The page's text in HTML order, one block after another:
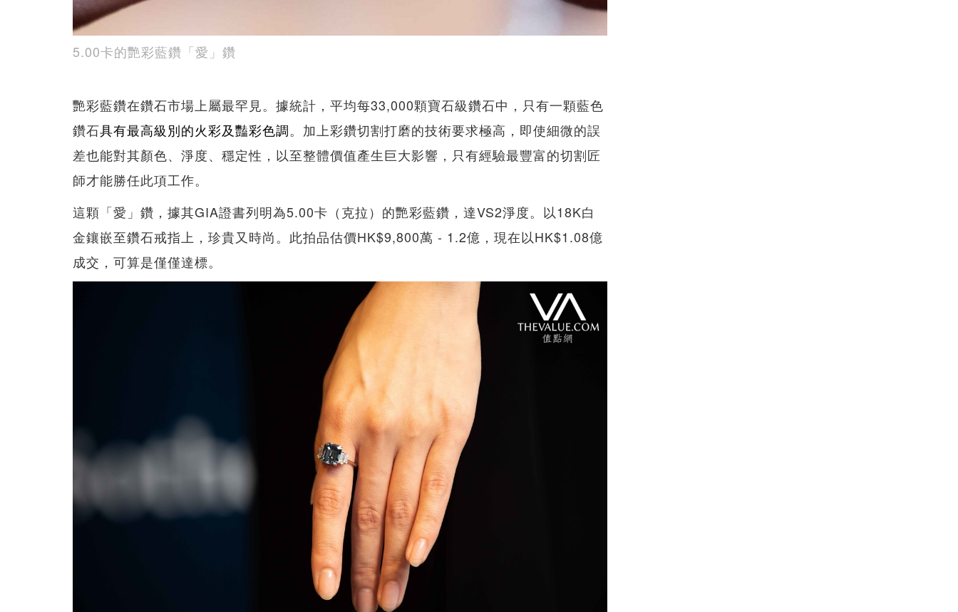
5.00卡的艷彩藍鑽「愛」鑽
艷彩藍鑽在鑽石市場上屬最罕見。據統計，平均每33,000顆寶石級鑽石中，只有一顆藍色
鑽石具有最高級別的火彩及豔彩色調。加上彩鑽切割打磨的技術要求極高，即使細微的誤
差也能對其顏色、淨度、穩定性，以至整體價值產生巨大影響，只有經驗最豐富的切割匠
師才能勝任此項工作。
這顆「愛」鑽，據其GIA證書列明為5.00卡（克拉）的艷彩藍鑽，達VS2淨度。以18K白
金鑲嵌至鑽石戒指上，珍貴又時尚。此拍品估價HK$9,800萬 - 1.2億，現在以HK$1.08億
成交，可算是僅僅達標。